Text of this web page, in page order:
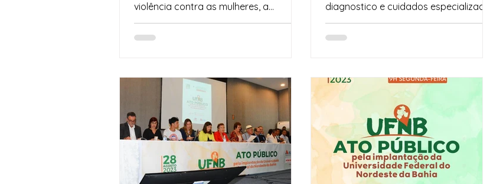
quarta-feira (21)
violência contra as mulheres, a
Secretaria das Mulheres do...
diagnostico e cuidados especializados
às pessoas com Transtorno...